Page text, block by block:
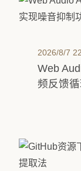
2026/8/7
Web
频反馈